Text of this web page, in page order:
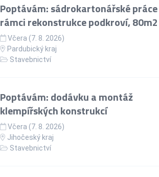
Poptávám: sádrokartonářské
rámci rekonstrukce podkroví, 80m2
Včera (7. 8. 2026)
Pardubický kraj
Stavebnictví
Poptávám: dodávku a montáž
klempířských konstrukcí
Včera (7. 8. 2026)
Jihočeský kraj
Stavebnictví